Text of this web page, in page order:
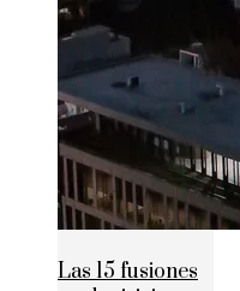
Las 15 fusiones